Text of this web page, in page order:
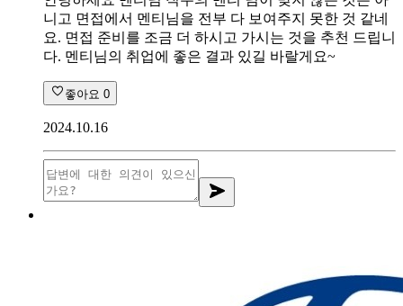
니고 면접에서 멘티님을 전부 다 보여주지 못한 것 같네
요. 면접 준비를 조금 더 하시고 가시는 것을 추천 드립니
다. 멘티님의 취업에 좋은 결과 있길 바랄게요~
좋아요 0
2024.10.16